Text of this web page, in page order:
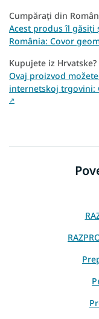
Cumpărați din
Acest produs îl
România: Covor
Kupujete iz Hrvatske?
Ovaj proizvod
internetskoj trgovini:
↗